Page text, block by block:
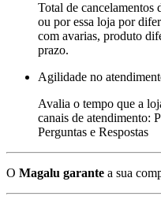
Total de cancelamentos
ou por essa loja por
com avarias, produto
prazo.
Agilidade no
Avalia o tempo que a
canais de atendimento:
Perguntas e Respostas
O Magalu garante a sua